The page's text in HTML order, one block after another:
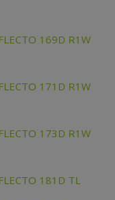
169D R1W
171D R1W
173D R1W
181D TL